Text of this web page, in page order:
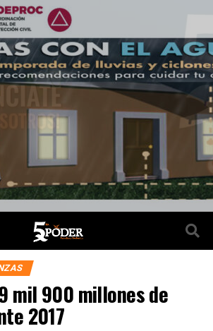
mil 900 millones de
2017